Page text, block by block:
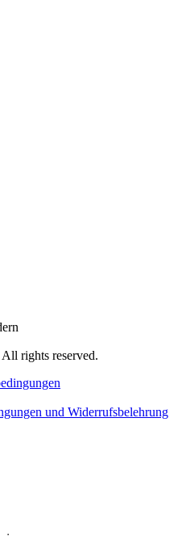
All rights reserved.
und Widerrufsbelehrung